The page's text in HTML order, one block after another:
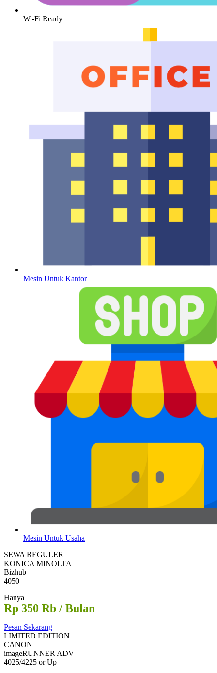
Wi-Fi Ready
Mesin Untuk Kantor
Mesin Untuk Usaha
SEWA REGULER
KONICA MINOLTA
Bizhub
4050
Hanya
Rp 350 Rb / Bulan
Pesan Sekarang
LIMITED EDITION
CANON
imageRUNNER ADV
4025/4225 or Up